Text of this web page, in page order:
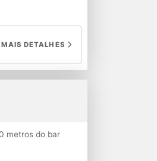
MAIS DETALHES
metros do bar